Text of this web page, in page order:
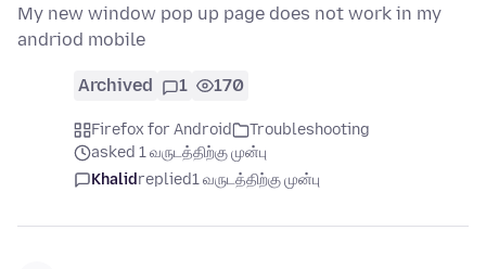
My new window pop up page does not work in my
andriod mobile
Archived 1 170
Firefox for Android
Troubleshooting
asked 1 வருடத்திற்கு முன்பு
Khalidreplied1 வருடத்திற்கு முன்பு